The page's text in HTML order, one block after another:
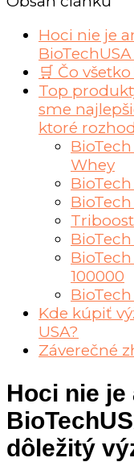
Hoci nie je
🛒 Čo
Top
sme
ktoré
Whey
BioTech
100000
Kde kúpiť
USA?
Záverečné
Hoci nie
dôležitý